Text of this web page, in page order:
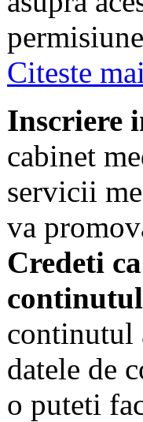
Citeste
Inscriere
cabinet
servicii
va
Credeti
continutul
datele de
o puteti